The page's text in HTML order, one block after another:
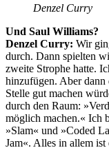
Denzel Curry
Und Saul Williams?
Denzel Curry: Wir
durch. Dann spielten
zweite Strophe hatte.
hinzufügen. Aber
Stelle gut machen
durch den Raum:
möglich machen.« Ich
»Slam« und »Coded
Jam«. Alles in allem ist